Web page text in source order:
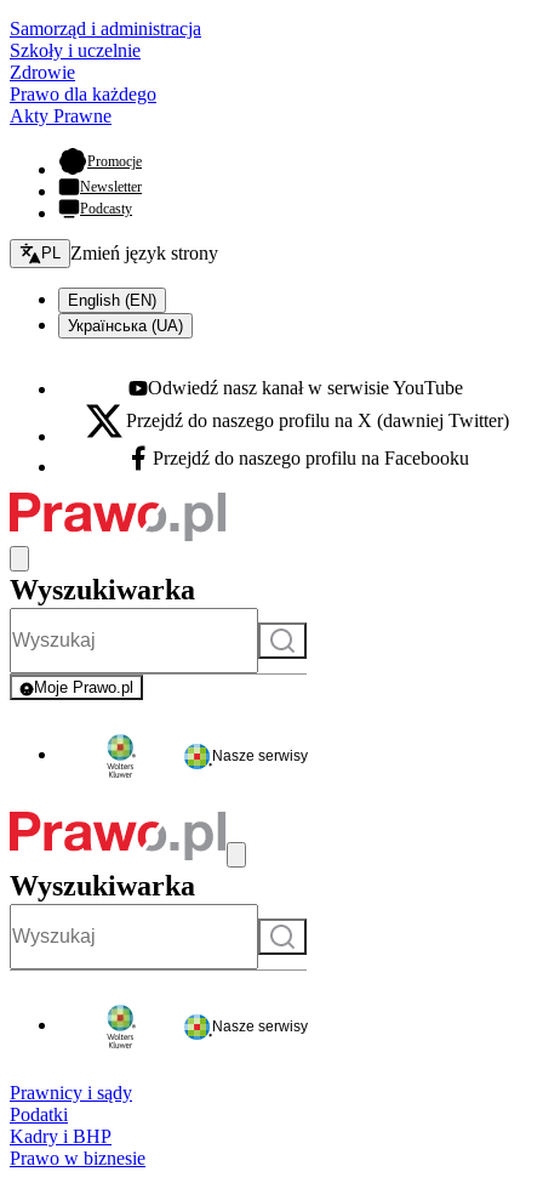
Samorząd i administracja
Szkoły i uczelnie
Zdrowie
Prawo dla każdego
Akty Prawne
Promocje- otwiera się w nowej karcie
Newsletter
Podcasty
Zmień język - bieżący:
PL Zmień język strony
English (EN)
Українська (UA)
Youtube - otwiera się w nowej karcie
Odwiedź nasz kanał w serwisie YouTube
X - otwiera się w nowej karcie
Przejdź do naszego profilu na X (dawniej Twitter)
Facebook - otwiera się w nowej karcie
Przejdź do naszego profilu na Facebooku
Wyszukiwarka
Szukaj
Moje Prawo.pl
- rejestracja i logowanie do serwisu
Nasze serwisy
Wyszukiwarka
Szukaj
Nasze serwisy
Prawnicy i sądy
Podatki
Kadry i BHP
Prawo w biznesie